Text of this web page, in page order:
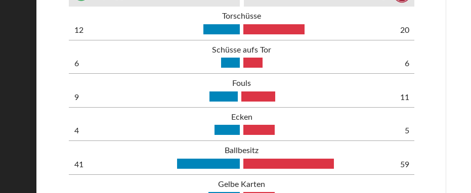
Torschüsse
12
20
Schüsse aufs Tor
6
6
Fouls
9
11
Ecken
4
5
Ballbesitz
41
59
Gelbe Karten